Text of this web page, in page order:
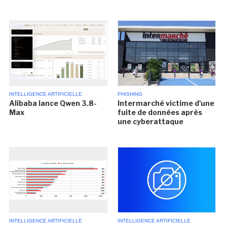
INTELLIGENCE ARTIFICIELLE
Alibaba lance Qwen 3.8-
Max
PHISHING
Intermarché victime d'une
fuite de données après
une cyberattaque
INTELLIGENCE ARTIFICIELLE INTELLIGENCE ARTIFICIELLE